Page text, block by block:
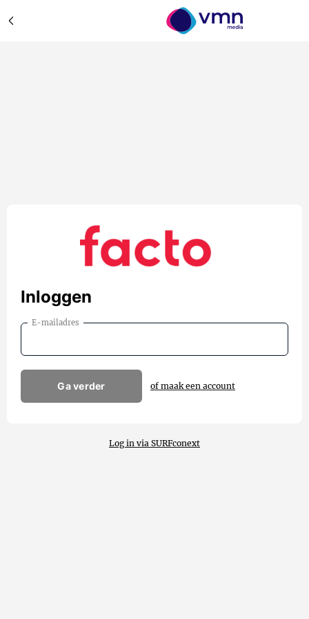
Inloggen
E-mailadres
Ga verder of maak een account
Log in via SURFconext